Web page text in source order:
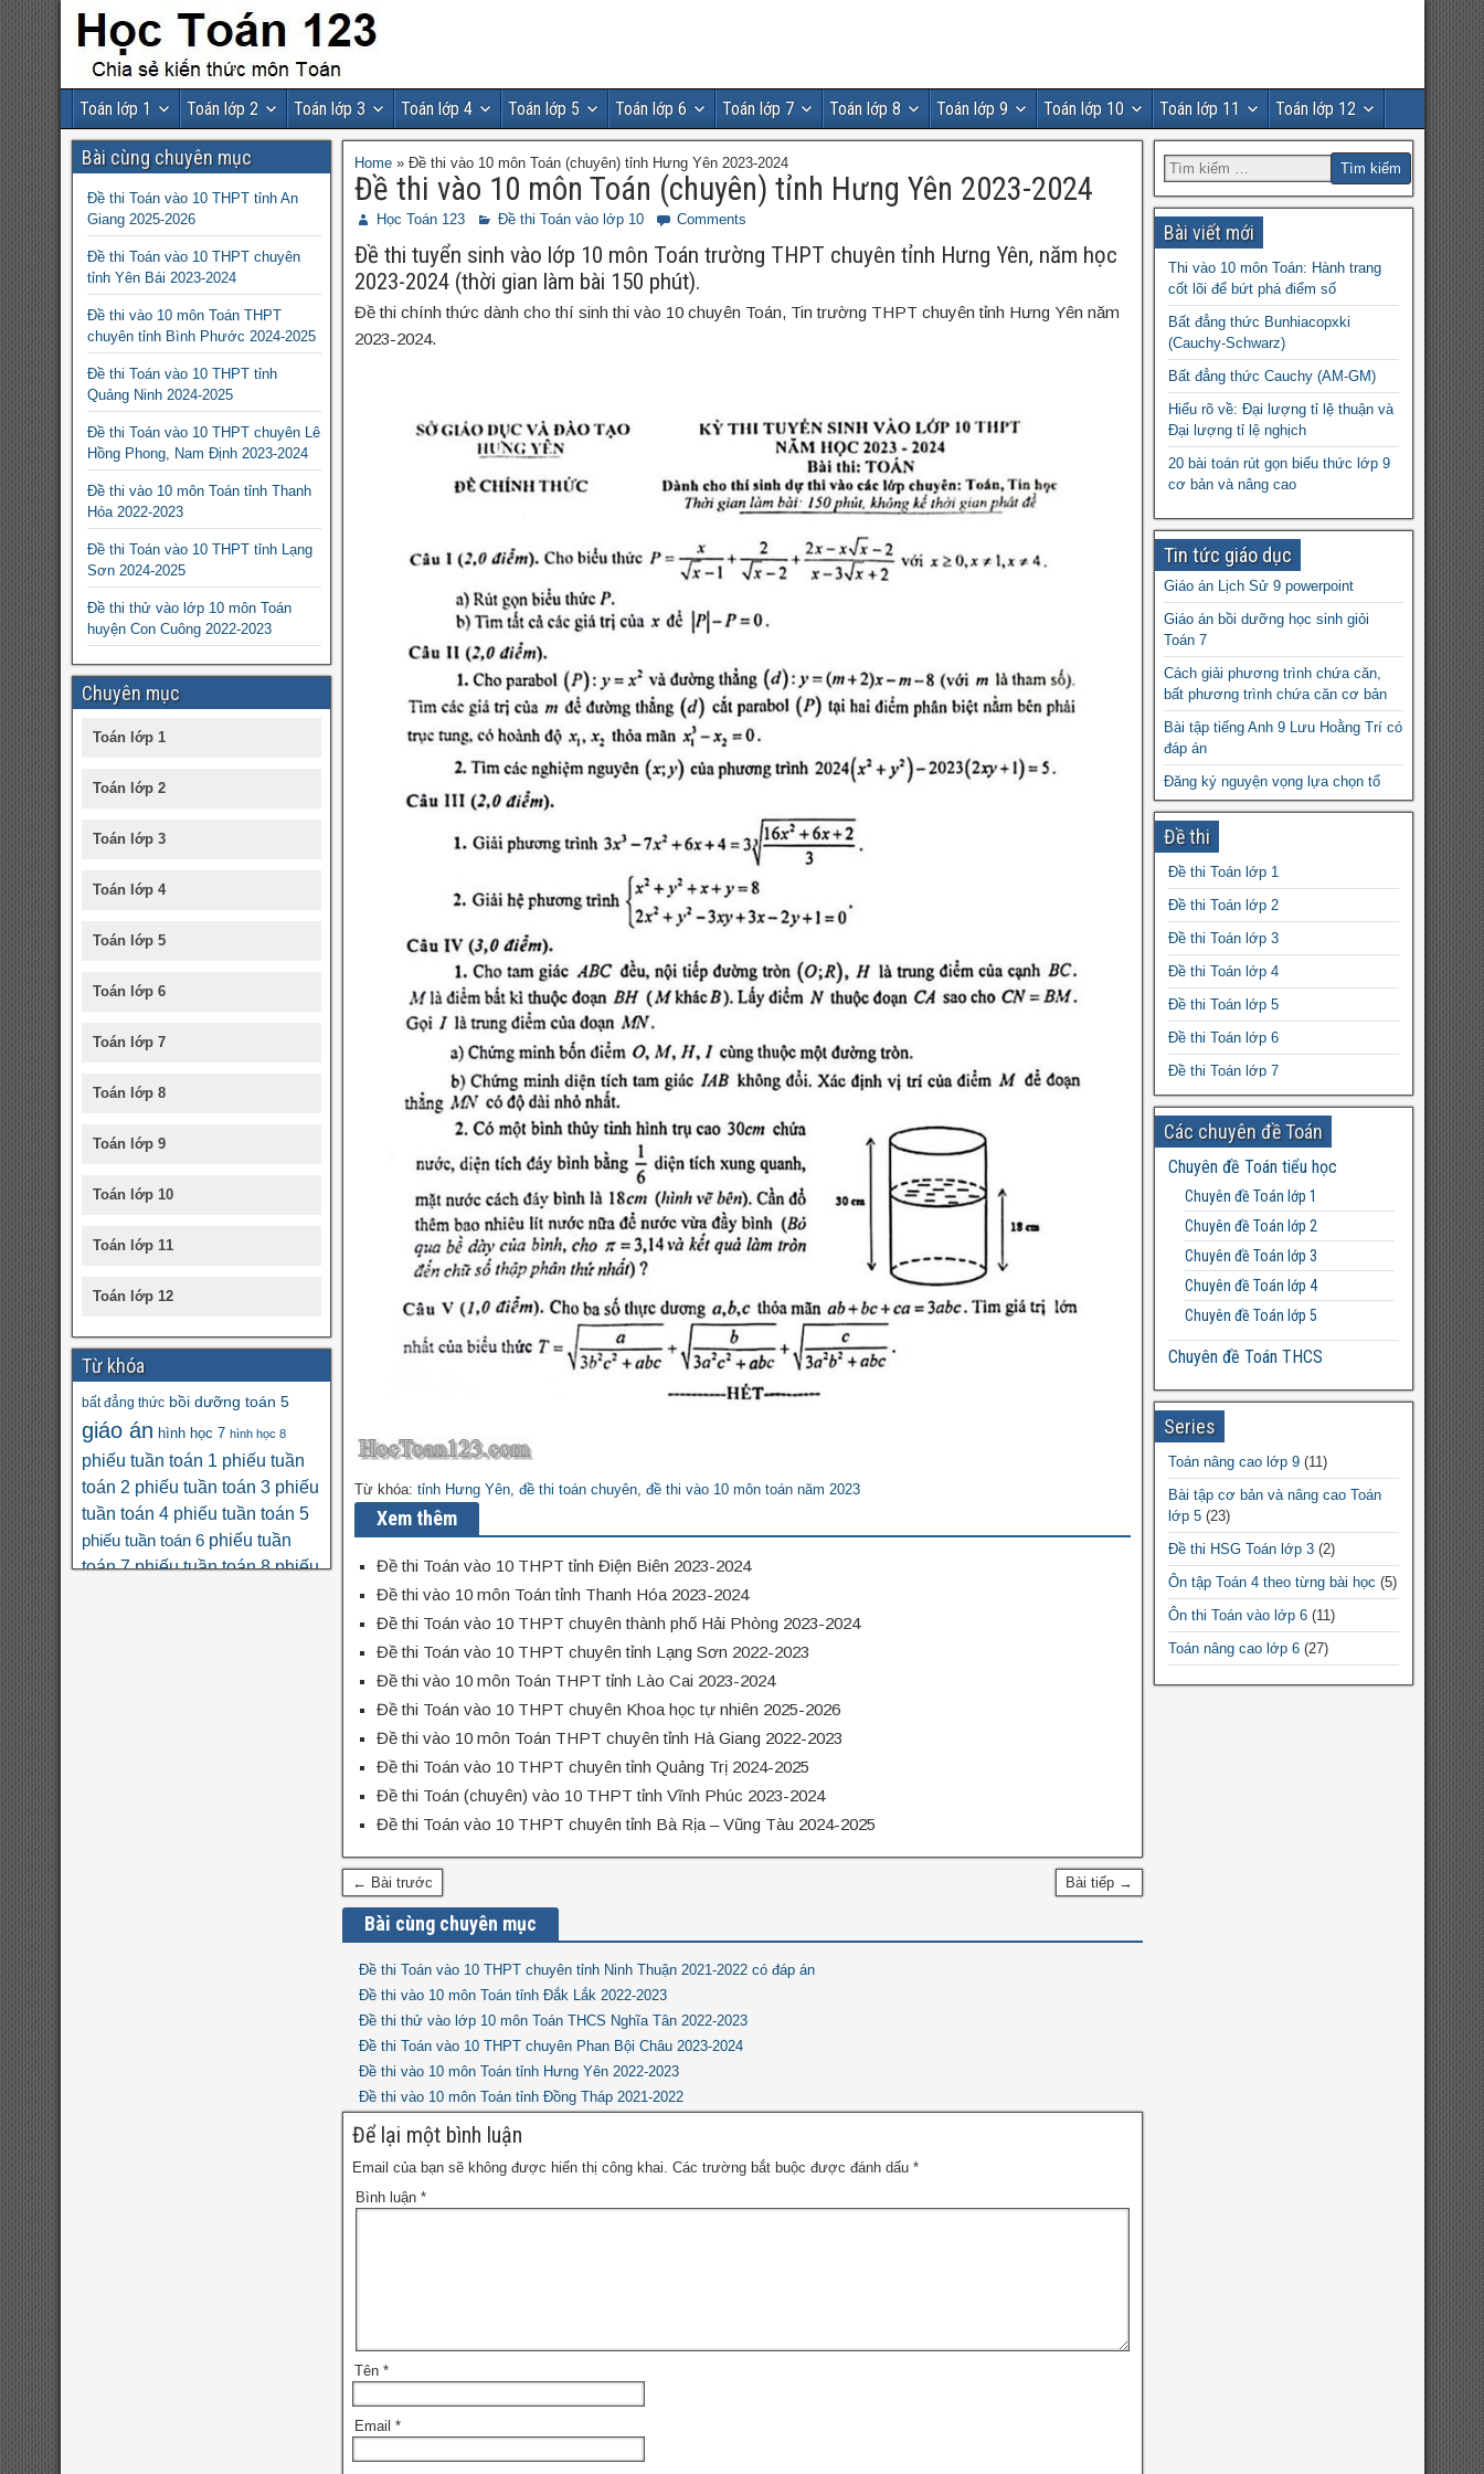
Toán lớp 1 Toán lớp 2 Toán lớp 3 Toán lớp 4 Toán lớp 5 Toán lớp 6 Toán lớp 7 Toán lớp 8 Toán lớp 9 Toán lớp 10 Toán lớp 11 Toán lớp 12
Home» Đề thi vào 10 môn Toán (chuyên) tỉnh Hưng Yên 2023-2024
Đề thi vào 10 môn Toán (chuyên) tỉnh Hưng Yên 2023-2024
Học Toán 123 Đề thi Toán vào lớp 10 Comments
Đề thi tuyển sinh vào lớp 10 môn Toán trường THPT chuyên tỉnh Hưng Yên, năm học
2023-2024 (thời gian làm bài 150 phút).
Đề thi chính thức dành cho thí sinh thi vào 10 chuyên Toán, Tin trường THPT chuyên tỉnh Hưng Yên năm
2023-2024.
Từ khóa: tỉnh Hưng Yên, đề thi toán chuyên, đề thi vào 10 môn toán năm 2023
Xem thêm
Đề thi Toán vào 10 THPT tỉnh Điện Biên 2023-2024
Đề thi vào 10 môn Toán tỉnh Thanh Hóa 2023-2024
Đề thi Toán vào 10 THPT chuyên thành phố Hải Phòng 2023-2024
Đề thi Toán vào 10 THPT chuyên tỉnh Lạng Sơn 2022-2023
Đề thi vào 10 môn Toán THPT tỉnh Lào Cai 2023-2024
Đề thi Toán vào 10 THPT chuyên Khoa học tự nhiên 2025-2026
Đề thi vào 10 môn Toán THPT chuyên tỉnh Hà Giang 2022-2023
Đề thi Toán vào 10 THPT chuyên tỉnh Quảng Trị 2024-2025
Đề thi Toán (chuyên) vào 10 THPT tỉnh Vĩnh Phúc 2023-2024
Đề thi Toán vào 10 THPT chuyên tỉnh Bà Rịa – Vũng Tàu 2024-2025
← Bài trước Bài tiếp →
Bài cùng chuyên mục
Đề thi Toán vào 10 THPT chuyên tỉnh Ninh Thuận 2021-2022 có đáp án
Đề thi vào 10 môn Toán tỉnh Đắk Lắk 2022-2023
Đề thi thử vào lớp 10 môn Toán THCS Nghĩa Tân 2022-2023
Đề thi Toán vào 10 THPT chuyên Phan Bội Châu 2023-2024
Đề thi vào 10 môn Toán tỉnh Hưng Yên 2022-2023
Đề thi vào 10 môn Toán tỉnh Đồng Tháp 2021-2022
Để lại một bình luận
Email của bạn sẽ không được hiển thị công khai. Các trường bắt buộc được đánh dấu *
Bình luận *
Tên *
Email *
Bài cùng chuyên mục
Đề thi Toán vào 10 THPT tỉnh An
Giang 2025-2026
Đề thi Toán vào 10 THPT chuyên
tỉnh Yên Bái 2023-2024
Đề thi vào 10 môn Toán THPT
chuyên tỉnh Bình Phước 2024-2025
Đề thi Toán vào 10 THPT tỉnh
Quảng Ninh 2024-2025
Đề thi Toán vào 10 THPT chuyên Lê
Hồng Phong, Nam Định 2023-2024
Đề thi vào 10 môn Toán tỉnh Thanh
Hóa 2022-2023
Đề thi Toán vào 10 THPT tỉnh Lạng
Sơn 2024-2025
Đề thi thử vào lớp 10 môn Toán
huyện Con Cuông 2022-2023
Chuyên mục
Toán lớp 1
Toán lớp 2
Toán lớp 3
Toán lớp 4
Toán lớp 5
Toán lớp 6
Toán lớp 7
Toán lớp 8
Toán lớp 9
Toán lớp 10
Toán lớp 11
Toán lớp 12
Từ khóa
bất đẳng thức bồi dưỡng toán 5
giáo án hình học 7 hình học 8
phiếu tuần toán 1 phiếu tuần
toán 2 phiếu tuần toán 3 phiếu
tuần toán 4 phiếu tuần toán 5
phiếu tuần toán 6 phiếu tuần
toán 7 phiếu tuần toán 8 phiếu
Bài viết mới
Thi vào 10 môn Toán: Hành trang
cốt lõi để bứt phá điểm số
Bất đẳng thức Bunhiacopxki
(Cauchy-Schwarz)
Bất đẳng thức Cauchy (AM-GM)
Hiểu rõ về: Đại lượng tỉ lệ thuận và
Đại lượng tỉ lệ nghịch
20 bài toán rút gọn biểu thức lớp 9
cơ bản và nâng cao
Tin tức giáo dục
Giáo án Lịch Sử 9 powerpoint
Giáo án bồi dưỡng học sinh giỏi
Toán 7
Cách giải phương trình chứa căn,
bất phương trình chứa căn cơ bản
Bài tập tiếng Anh 9 Lưu Hoằng Trí có
đáp án
Đăng ký nguyện vọng lựa chọn tổ
hợp môn học cho học sinh lớp 10
Giáo án Tiếng Anh 8 powerpoint
Từ 31/10: Học sinh vi phạm không
còn bị đình chỉ hay cảnh cáo toàn
trường
Ôn luyện tiếng Anh 9 – Mai Lan
Hương
Đề thi Ngữ Văn tốt nghiệp THPT
năm 2023 có đáp án
Tế bào chất là gì?
Đề thi
Đề thi Toán lớp 1
Đề thi Toán lớp 2
Đề thi Toán lớp 3
Đề thi Toán lớp 4
Đề thi Toán lớp 5
Đề thi Toán lớp 6
Đề thi Toán lớp 7
Đề thi Toán lớp 8
Đề thi Toán lớp 9
Đề thi Toán lớp 10
Đề thi Toán lớp 11
Đề thi Toán lớp 12
Các chuyên đề Toán
Chuyên đề Toán tiểu học
Chuyên đề Toán lớp 1
Chuyên đề Toán lớp 2
Chuyên đề Toán lớp 3
Chuyên đề Toán lớp 4
Chuyên đề Toán lớp 5
Chuyên đề Toán THCS
Bất đẳng thức THCS
Chuyên đề Toán lớp 6
Chuyên đề Toán lớp 7
Chuyên đề Toán lớp 8
Chuyên đề Toán lớp 9
Chuyên đề Toán THPT
Chuyên đề Toán lớp 10
Chuyên đề Toán lớp 11
Chuyên đề Toán lớp 12
Series
Toán nâng cao lớp 9(11)
Bài tập cơ bản và nâng cao Toán
lớp 5(23)
Đề thi HSG Toán lớp 3(2)
Ôn tập Toán 4 theo từng bài học (5)
Ôn thi Toán vào lớp 6(11)
Toán nâng cao lớp 6(27)
Đề thi HSG Toán 12(10)